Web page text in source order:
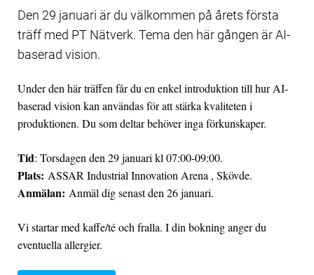
Den 29 januari är du välkommen på årets första
träff med PT Nätverk. Tema den här gången är AI-
baserad vision.
Under den här träffen får du en enkel introduktion till hur AI-
baserad vision kan användas för att stärka kvaliteten i
produktionen. Du som deltar behöver inga förkunskaper.
Tid: Torsdagen den 29 januari kl 07:00-09:00.
Plats: ASSAR Industrial Innovation Arena , Skövde.
Anmälan: Anmäl dig senast den 26 januari.
Vi startar med kaffe/té och fralla. I din bokning anger du
eventuella allergier.